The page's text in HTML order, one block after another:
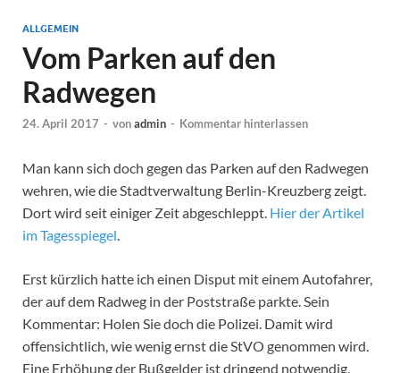
ALLGEMEIN
Vom Parken auf den
Radwegen
24. April 2017 - vonadmin - Kommentar hinterlassen
Man kann sich doch gegen das Parken auf den Radwegen
wehren, wie die Stadtverwaltung Berlin-Kreuzberg zeigt.
Dort wird seit einiger Zeit abgeschleppt. Hier der Artikel
im Tagesspiegel.
Erst kürzlich hatte ich einen Disput mit einem Autofahrer,
der auf dem Radweg in der Poststraße parkte. Sein
Kommentar: Holen Sie doch die Polizei. Damit wird
offensichtlich, wie wenig ernst die StVO genommen wird.
Eine Erhöhung der Bußgelder ist dringend notwendig.